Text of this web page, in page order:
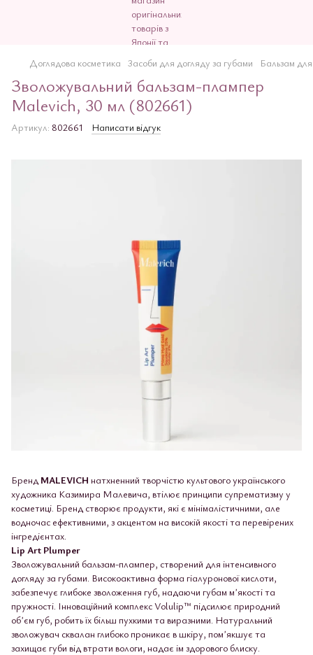
Доглядова косметика 3асоби для догляду за губами Бальзам
Зволожувальний бальзам-плампер
Malevich, 30 мл (802661)
Артикул: 802661 Написати відгук
Бренд MALEVICH натхненний творчістю культового українського
художника Казимира Малевича, втілює принципи супрематизму у
косметиці. Бренд створює продукти, які є мінімалістичними, але
водночас ефективними, з акцентом на високій якості та перевірених
інгредієнтах.
Lip Art Plumper
Зволожувальний бальзам-плампер, створений для інтенсивного
догляду за губами. Високоактивна форма гіалуронової кислоти,
забезпечує глибоке зволоження губ, надаючи губам мʼякості та
пружності. Інноваційний комплекс Volulip™ підсилює природний
обʼєм губ, робить їх більш пухкими та виразними. Натуральний
зволожувач сквалан глибоко проникає в шкіру, помʼякшує та
захищає губи від втрати вологи, надає ім здорового блиску.